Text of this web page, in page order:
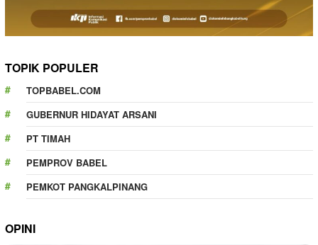
TOPIK POPULER
TOPBABEL.COM
GUBERNUR HIDAYAT ARSANI
PT TIMAH
PEMPROV BABEL
PEMKOT PANGKALPINANG
OPINI